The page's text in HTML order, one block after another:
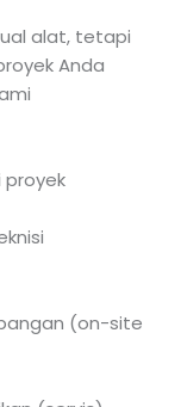
alat, tetapi
Anda
proyek
(on-site